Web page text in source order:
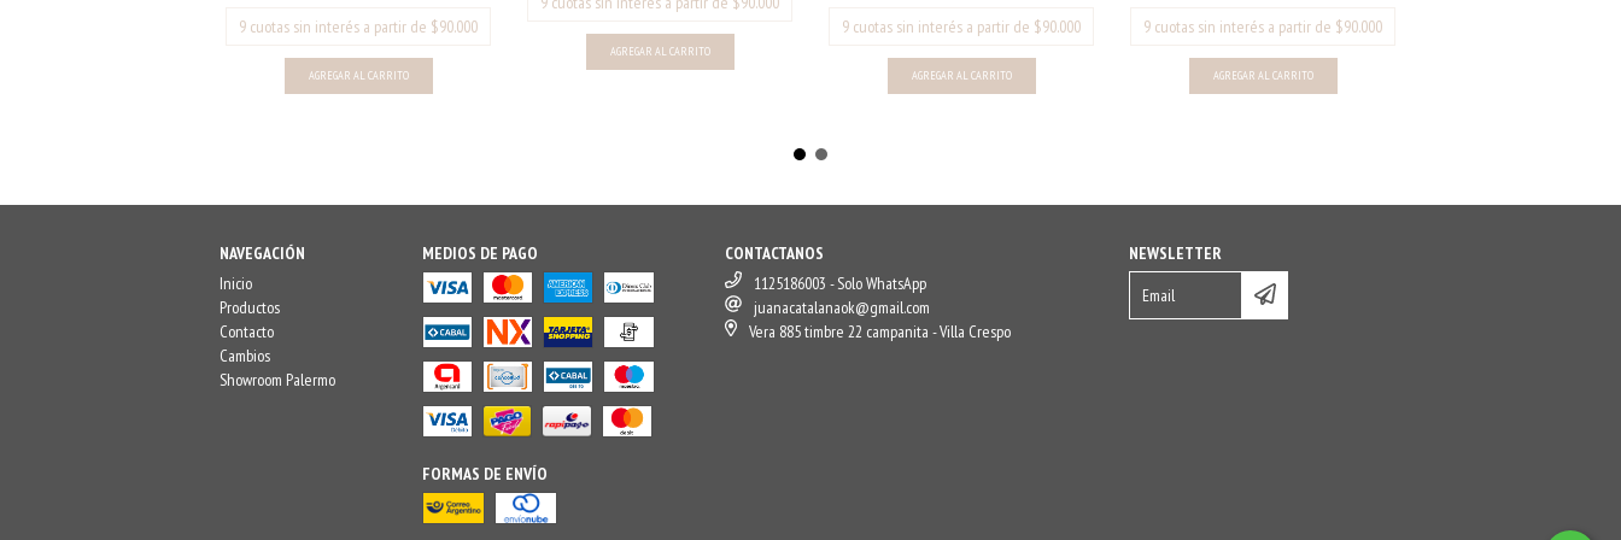
NAVEGACIÓN
Inicio
Productos
Contacto
Cambios
Showroom Palermo
MEDIOS DE PAGO
FORMAS DE ENVÍO
CONTACTANOS
1125186003 - Solo WhatsApp
juanacatalanaok@gmail.com
Vera 885 timbre 22 campanita - Villa Crespo
NEWSLETTER